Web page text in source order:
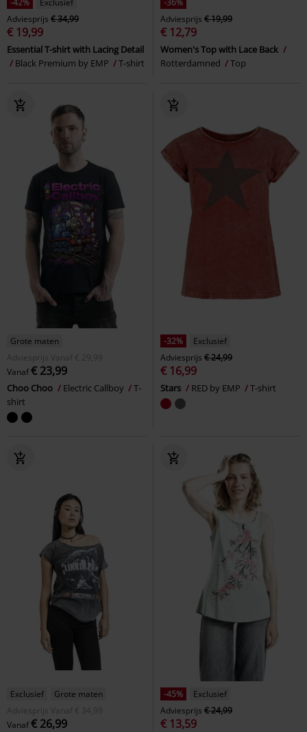
Adviesprijs € 34,99
€ 19,99
Essential T-shirt with Lacing Detail
Black Premium by EMP
T-shirt
Adviesprijs € 19,99
€ 12,79
Women's Top with Lace Back
Rotterdamned
Top
Grote maten
Adviesprijs
Vanaf € 29,99
Vanaf€ 23,99
Choo Choo Electric Callboy
T-
shirt
-32%
Exclusief
Adviesprijs € 24,99
€ 16,99
Stars RED by EMP T-shirt
Exclusief
Grote maten
Adviesprijs
Vanaf € 34,99
Vanaf€ 26,99
-45%
Exclusief
Adviesprijs € 24,99
€ 13,59